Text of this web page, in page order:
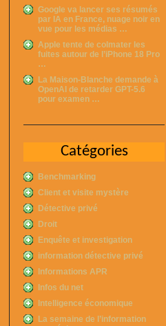
Google va lancer ses résumés
par IA en France, nuage noir en
vue pour les médias …
Apple tente de colmater les
fuites autour de l’iPhone 18 Pro
…
La Maison-Blanche demande à
OpenAI de retarder GPT-5.6
pour examen …
Catégories
Benchmarking
Client et visite mystère
Détective privé
Droit
Enquête et investigation
information détective privé
Informations APR
Infos du net
Intelligence économique
La semaine de l’information